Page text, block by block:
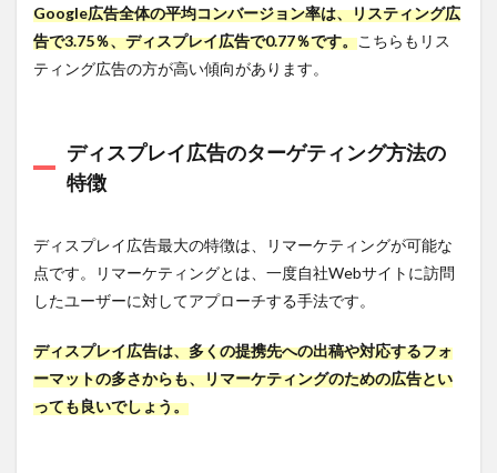
確認す
由
レッ
ショ
ン単
3.6.1
確認す
べき理
由
ディ
スプ
レイ
Google広告全体の平均コンバージョン率は、リスティング広
告で3.75％、ディスプレイ広告で0.77％です。こちらもリス
ティング広告の方が高い傾向があります。
ディスプレイ広告のターゲティング方法の
特徴
ディスプレイ広告最大の特徴は、リマーケティングが可能な
点です。リマーケティングとは、一度自社Webサイトに訪問
したユーザーに対してアプローチする手法です。
ディスプレイ広告は、多くの提携先への出稿や対応するフォ
ーマットの多さからも、リマーケティングのための広告とい
っても良いでしょう。